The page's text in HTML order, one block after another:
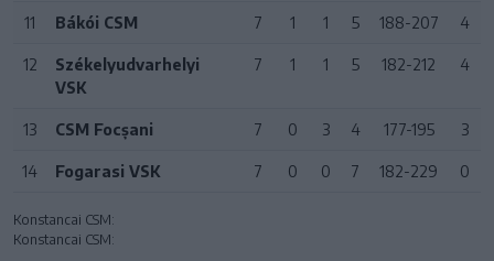
11 Bákói CSM 7 1 1 5 188-207 4
12
Székelyudvarhelyi
VSK
7 1 1 5 182-212 4
13 CSM Focșani 7 0 3 4 177-195 3
14 Fogarasi VSK 7 0 0 7 182-229 0
Konstancai CSM:
Konstancai CSM: